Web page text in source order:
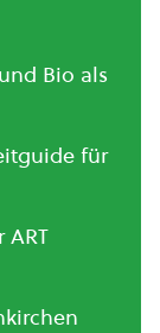
Bio als
für
ART